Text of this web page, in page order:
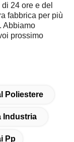
24 ore e del
fabbrica per più
Abbiamo
prossimo
Poliestere
Industria
Pp